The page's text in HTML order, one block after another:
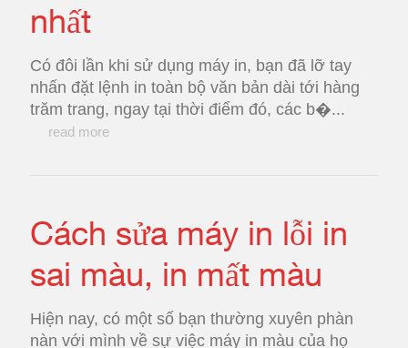
nhất
Có đôi lần khi sử dụng máy in, bạn đã lỡ tay
nhấn đặt lệnh in toàn bộ văn bản dài tới hàng
trăm trang, ngay tại thời điểm đó, các b�...
read more
Cách sửa máy in lỗi in
sai màu, in mất màu
Hiện nay, có một số bạn thường xuyên phàn
nàn với mình về sự việc máy in màu của họ